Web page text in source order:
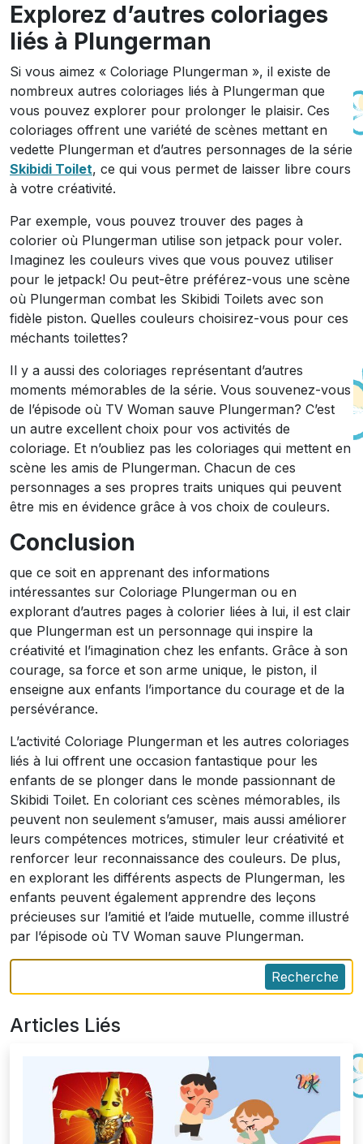
Explorez d’autres coloriages
liés à Plungerman
Si vous aimez « Coloriage Plungerman », il existe de
nombreux autres coloriages liés à Plungerman que
vous pouvez explorer pour prolonger le plaisir. Ces
coloriages offrent une variété de scènes mettant en
vedette Plungerman et d’autres personnages de la série
Skibidi Toilet, ce qui vous permet de laisser libre cours
à votre créativité.
Par exemple, vous pouvez trouver des pages à
colorier où Plungerman utilise son jetpack pour voler.
Imaginez les couleurs vives que vous pouvez utiliser
pour le jetpack! Ou peut-être préférez-vous une scène
où Plungerman combat les Skibidi Toilets avec son
fidèle piston. Quelles couleurs choisirez-vous pour ces
méchants toilettes?
Il y a aussi des coloriages représentant d’autres
moments mémorables de la série. Vous souvenez-vous
de l’épisode où TV Woman sauve Plungerman? C’est
un autre excellent choix pour vos activités de
coloriage. Et n’oubliez pas les coloriages qui mettent en
scène les amis de Plungerman. Chacun de ces
personnages a ses propres traits uniques qui peuvent
être mis en évidence grâce à vos choix de couleurs.
Conclusion
que ce soit en apprenant des informations
intéressantes sur Coloriage Plungerman ou en
explorant d’autres pages à colorier liées à lui, il est clair
que Plungerman est un personnage qui inspire la
créativité et l’imagination chez les enfants. Grâce à son
courage, sa force et son arme unique, le piston, il
enseigne aux enfants l’importance du courage et de la
persévérance.
L’activité Coloriage Plungerman et les autres coloriages
liés à lui offrent une occasion fantastique pour les
enfants de se plonger dans le monde passionnant de
Skibidi Toilet. En coloriant ces scènes mémorables, ils
peuvent non seulement s’amuser, mais aussi améliorer
leurs compétences motrices, stimuler leur créativité et
renforcer leur reconnaissance des couleurs. De plus,
en explorant les différents aspects de Plungerman, les
enfants peuvent également apprendre des leçons
précieuses sur l’amitié et l’aide mutuelle, comme illustré
par l’épisode où TV Woman sauve Plungerman.
Recherche
Articles Liés